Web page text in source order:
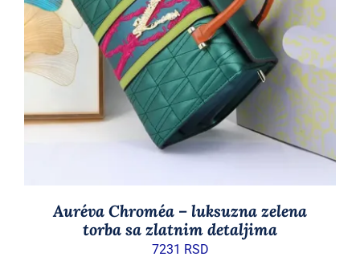
DODAJ U KORPU
/
DETAILS
Auréva Chroméa – luksuzna zelena
torba sa zlatnim detaljima
7231 RSD